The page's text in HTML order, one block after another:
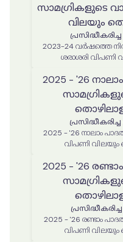
സാമഗ്രികളുടെ
വിലയും
2023-24 വർഷത്തെ
ശരാശരി
2025 - '26
2025 - '26 നാലാം പാദത്തിലെ നിർമ്മാണ സാമഗ്രികളുടെ
വിപണി വിലയും
2025 - '26
2025 - '26 രണ്ടാം പാദത്തിലെ നിർമ്മാണ സാമഗ്രികളുടെ
വിപണി വിലയും